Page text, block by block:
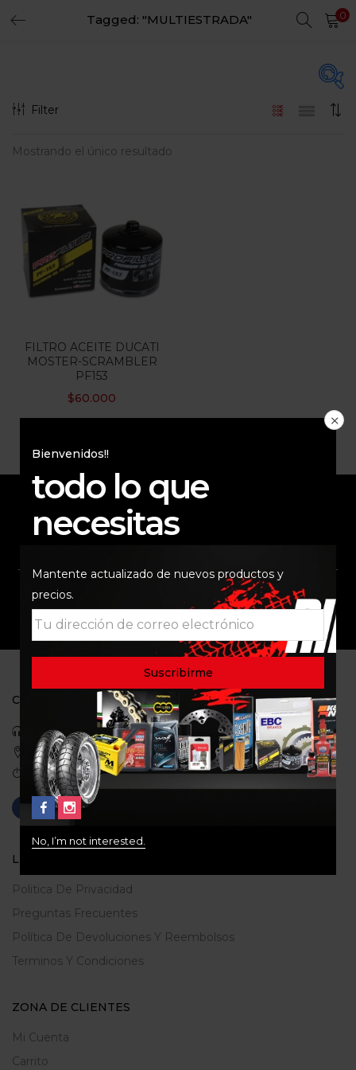
Tagged: "MULTIESTRADA" 0
En oferta
Filter
Mostrando el único resultado
FILTRO ACEITE DUCATI
MOSTER-SCRAMBLER
PF153
$60.000
Bienvenidos!!
todo lo que
necesitas
Mantente actualizado de nuevos productos y
precios.
No, I’m not interested.
ENVÍO RAPIDO Y
SOPORTE COMUNIDAD
CONTACTO
Celular: 3113422933
Medellin, Colombia
Correo: gerencia@ridershouse.co
LEGALES
Politica De Privacidad
Preguntas Frecuentes
Política De Devoluciones Y Reembolsos
Terminos Y Condiciones
ZONA DE CLIENTES
Mi Cuenta
Carrito
LOGIN REGISTER
Remember me
Lost password?